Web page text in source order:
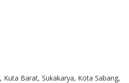
Kuta Barat, Sukakarya, Kota Sabang,